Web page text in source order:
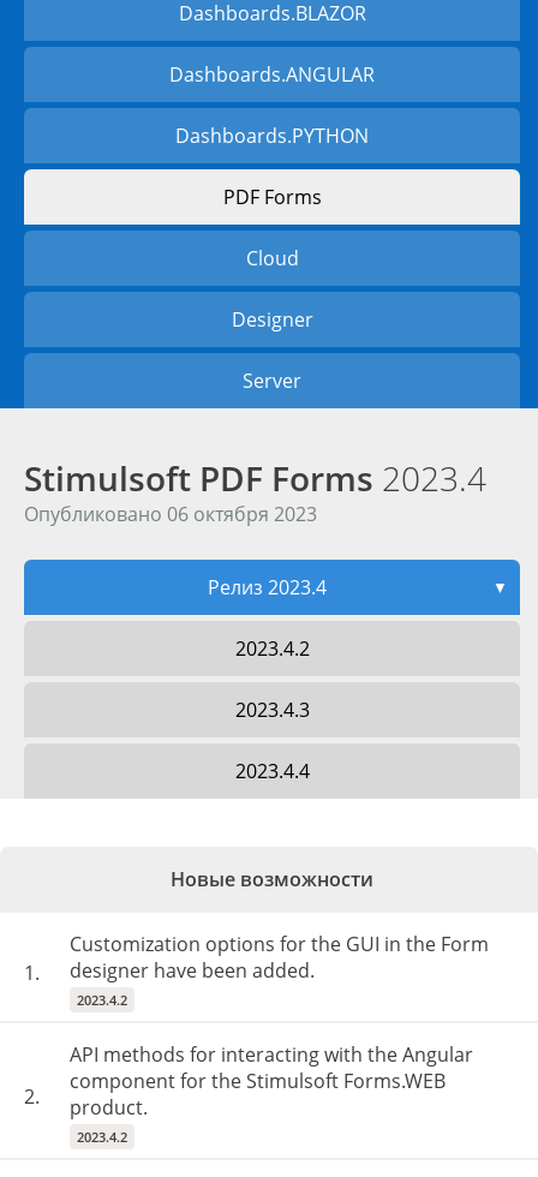
Dashboards.BLAZOR
Dashboards.ANGULAR
Dashboards.PYTHON
PDF Forms
Cloud
Designer
Server
Stimulsoft PDF Forms 2023.4
Опубликовано 06 октября 2023
Релиз 2023.4 ▼
2023.4.2
2023.4.3
2023.4.4
Новые возможности
1.
Customization options for the GUI in the Form
designer have been added.
2023.4.2
2.
API methods for interacting with the Angular
component for the Stimulsoft Forms.WEB
product.
2023.4.2